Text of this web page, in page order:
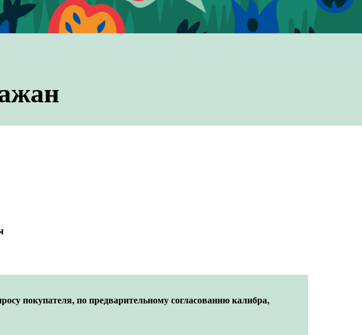
покупателя, по предварительному согласованию калибра,